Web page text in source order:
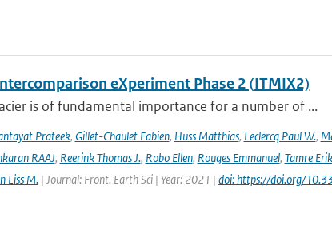
eXperiment Phase 2 (ITMIX2)
is of fundamental importance for a number of ...
Prateek, Gillet-Chaulet Fabien, Huss Matthias, Leclercq Paul W.,
RAAJ, Reerink Thomas J., Robo Ellen, Rouges Emmanuel, Tamre Erik
Liss M.| Journal: Front. Earth Sci | Year: 2021 | doi: https://doi.org/